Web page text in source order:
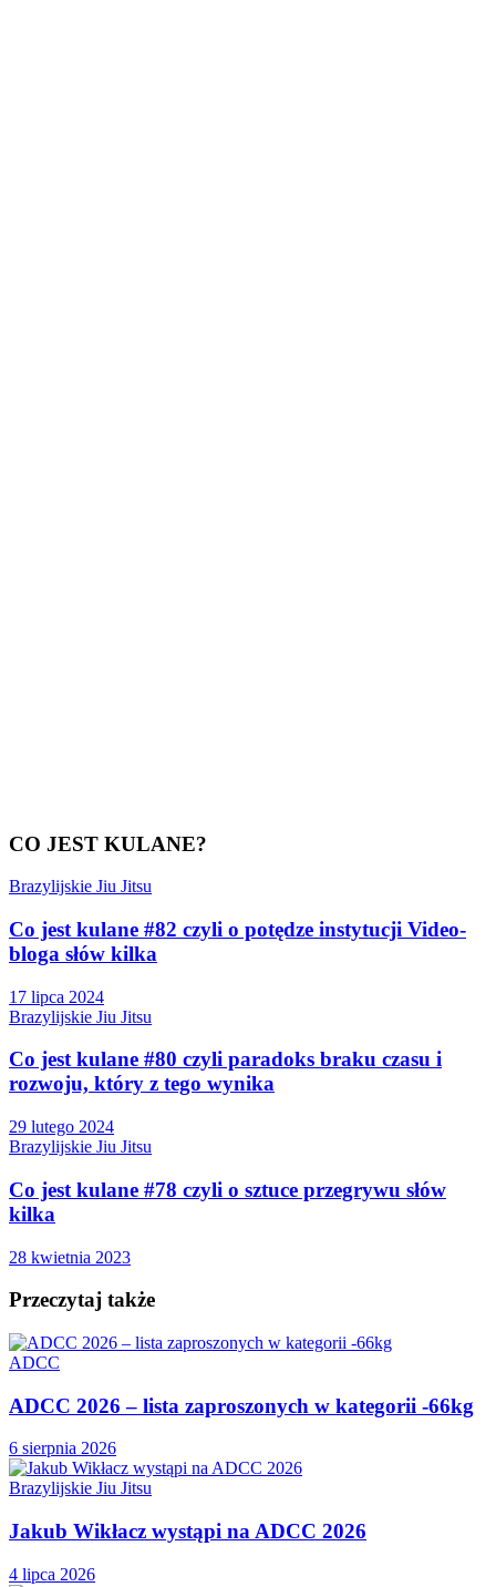
CO JEST KULANE?
Brazylijskie Jiu Jitsu
Co jest kulane #82 czyli o potędze instytucji Video-
bloga słów kilka
17 lipca 2024
Brazylijskie Jiu Jitsu
Co jest kulane #80 czyli paradoks braku czasu i
rozwoju, który z tego wynika
29 lutego 2024
Brazylijskie Jiu Jitsu
Co jest kulane #78 czyli o sztuce przegrywu słów
kilka
28 kwietnia 2023
Przeczytaj także
ADCC
ADCC 2026 – lista zaproszonych w kategorii -66kg
6 sierpnia 2026
Brazylijskie Jiu Jitsu
Jakub Wikłacz wystąpi na ADCC 2026
4 lipca 2026